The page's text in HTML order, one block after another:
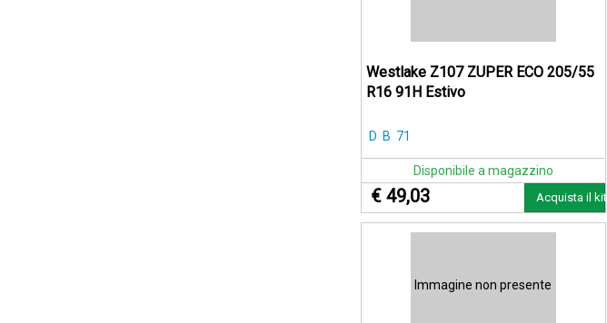
Westlake Z107 ZUPER ECO 205/55
R16 91H Estivo
D B 71
Disponibile a magazzino
€ 49,03 Acquista il kit
Immagine non presente